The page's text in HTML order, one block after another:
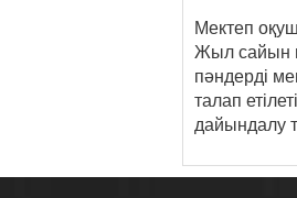
Мектеп
Жыл сайын
пәндерді
талап
дайындалу